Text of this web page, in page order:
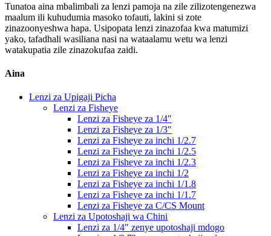
Tunatoa aina mbalimbali za lenzi pamoja na zile zilizotengenezwa
maalum ili kuhudumia masoko tofauti, lakini si zote
zinazoonyeshwa hapa. Usipopata lenzi zinazofaa kwa matumizi
yako, tafadhali wasiliana nasi na wataalamu wetu wa lenzi
watakupatia zile zinazokufaa zaidi.
Aina
Lenzi za Upigaji Picha
Lenzi za Fisheye
Lenzi za Fisheye za 1/4″
Lenzi za Fisheye za 1/3″
Lenzi za Fisheye za inchi 1/2.7
Lenzi za Fisheye za inchi 1/2.5
Lenzi za Fisheye za inchi 1/2.3
Lenzi za Fisheye za inchi 1/2
Lenzi za Fisheye za inchi 1/1.8
Lenzi za Fisheye za inchi 1/1.7
Lenzi za Fisheye za C/CS Mount
Lenzi za Upotoshaji wa Chini
Lenzi za 1/4″ zenye upotoshaji mdogo